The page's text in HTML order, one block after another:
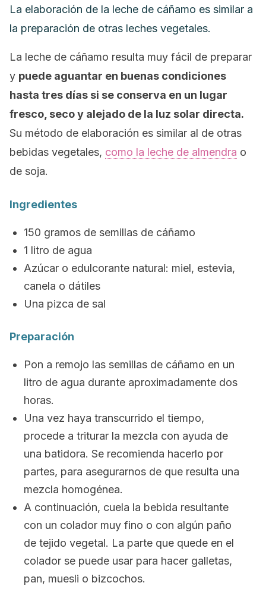
La elaboración de la leche de cáñamo es similar a
la preparación de otras leches vegetales.
La leche de cáñamo resulta muy fácil de preparar
y puede aguantar en buenas condiciones
hasta tres días si se conserva en un lugar
fresco, seco y alejado de la luz solar directa.
Su método de elaboración es similar al de otras
bebidas vegetales, como la leche de almendra o
de soja.
Ingredientes
150 gramos de semillas de cáñamo
1 litro de agua
Azúcar o edulcorante natural: miel, estevia,
canela o dátiles
Una pizca de sal
Preparación
Pon a remojo las semillas de cáñamo en un
litro de agua durante aproximadamente dos
horas.
Una vez haya transcurrido el tiempo,
procede a triturar la mezcla con ayuda de
una batidora. Se recomienda hacerlo por
partes, para asegurarnos de que resulta una
mezcla homogénea.
A continuación, cuela la bebida resultante
con un colador muy fino o con algún paño
de tejido vegetal. La parte que quede en el
colador se puede usar para hacer galletas,
pan, muesli o bizcochos.